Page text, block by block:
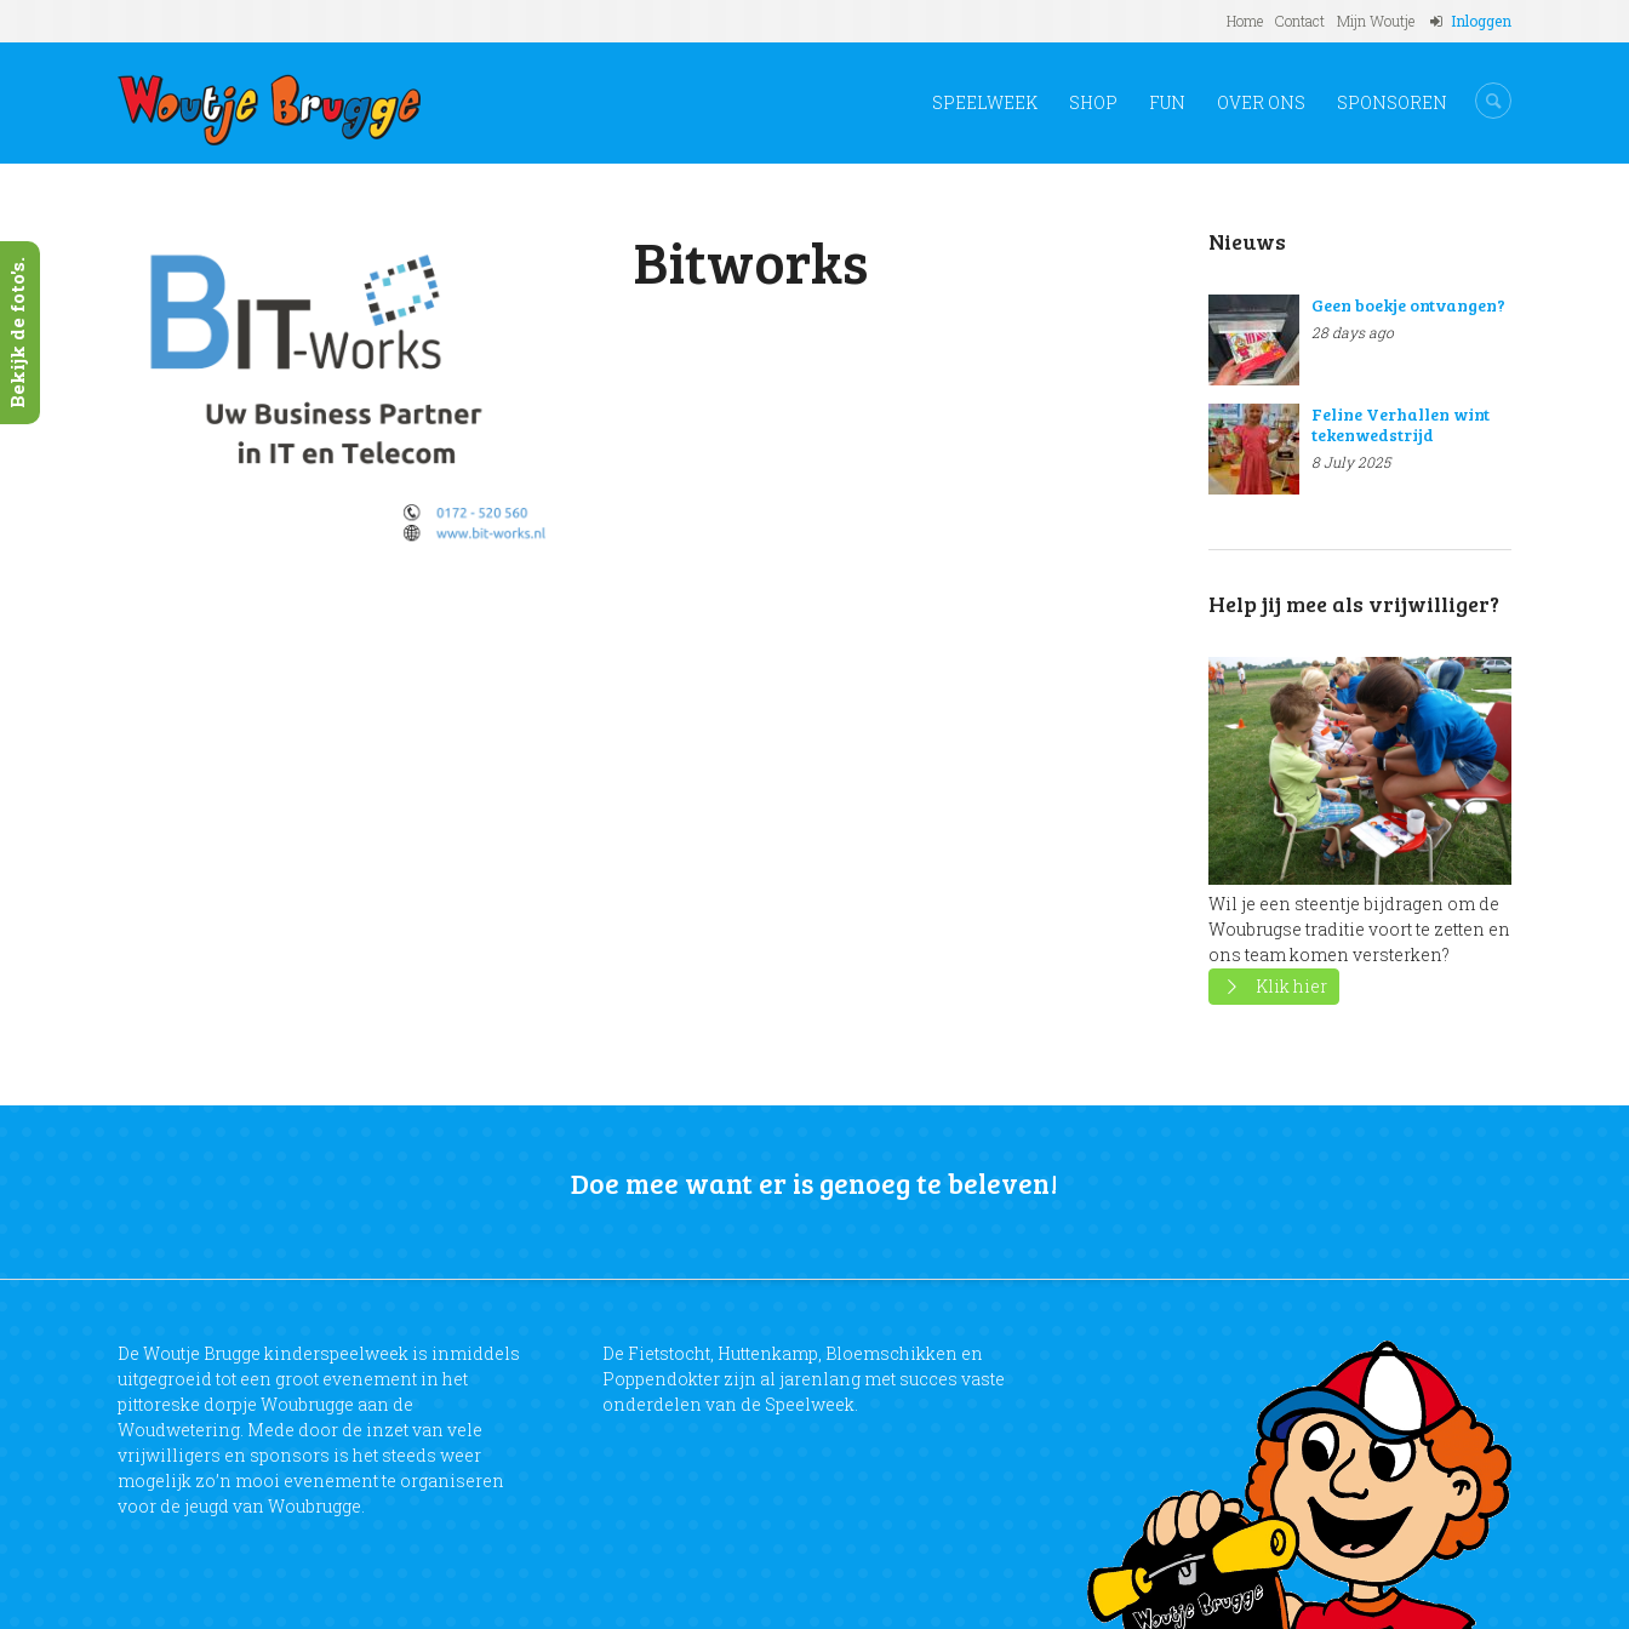
Home Contact Mijn Woutje Inloggen
SPEELWEEK SHOP FUN OVER ONS SPONSOREN
Bitworks Nieuws
Geen boekje ontvangen?
28 days ago
Feline Verhallen wint
tekenwedstrijd
8 July 2025
Help jij mee als vrijwilliger?
Wil je een steentje bijdragen om de
Woubrugse traditie voort te zetten en
ons team komen versterken?
Klik hier
Doe mee want er is genoeg te beleven!
De Woutje Brugge kinderspeelweek is inmiddels
uitgegroeid tot een groot evenement in het
pittoreske dorpje Woubrugge aan de
Woudwetering. Mede door de inzet van vele
vrijwilligers en sponsors is het steeds weer
mogelijk zo’n mooi evenement te organiseren
voor de jeugd van Woubrugge.
De Fietstocht, Huttenkamp, Bloemschikken en
Poppendokter zijn al jarenlang met succes vaste
onderdelen van de Speelweek.
Bekijk de foto's.